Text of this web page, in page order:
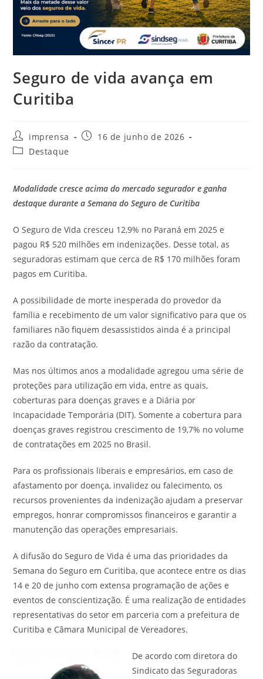
Seguro de vida avança em
Curitiba
imprensa
16 de junho de 2026
Destaque
Modalidade cresce acima do mercado segurador e ganha
destaque durante a Semana do Seguro de Curitiba
O Seguro de Vida cresceu 12,9% no Paraná em 2025 e
pagou R$ 520 milhões em indenizações. Desse total, as
seguradoras estimam que cerca de R$ 170 milhões foram
pagos em Curitiba.
A possibilidade de morte inesperada do provedor da
família e recebimento de um valor significativo para que os
familiares não fiquem desassistidos ainda é a principal
razão da contratação.
Mas nos últimos anos a modalidade agregou uma série de
proteções para utilização em vida, entre as quais,
coberturas para doenças graves e a Diária por
Incapacidade Temporária (DIT). Somente a cobertura para
doenças graves registrou crescimento de 19,7% no volume
de contratações em 2025 no Brasil.
Para os profissionais liberais e empresários, em caso de
afastamento por doença, invalidez ou falecimento, os
recursos provenientes da indenização ajudam a preservar
empregos, honrar compromissos financeiros e garantir a
manutenção das operações empresariais.
A difusão do Seguro de Vida é uma das prioridades da
Semana do Seguro em Curitiba, que acontece entre os dias
14 e 20 de junho com extensa programação de ações e
eventos de conscientização. É uma realização de entidades
representativas do setor em parceria com a prefeitura de
Curitiba e Câmara Municipal de Vereadores.
De acordo com diretora do
Sindicato das Seguradoras